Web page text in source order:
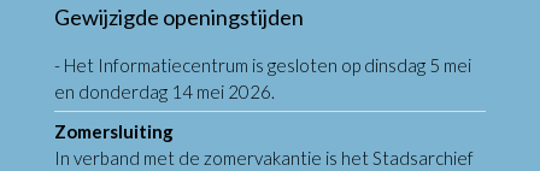
Gewijzigde openingstijden
- Het Informatiecentrum is gesloten op dinsdag 5 mei
en donderdag 14 mei 2026.
Zomersluiting
In verband met de zomervakantie is het Stadsarchief